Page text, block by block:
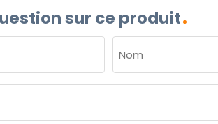
sur ce produit
Nom